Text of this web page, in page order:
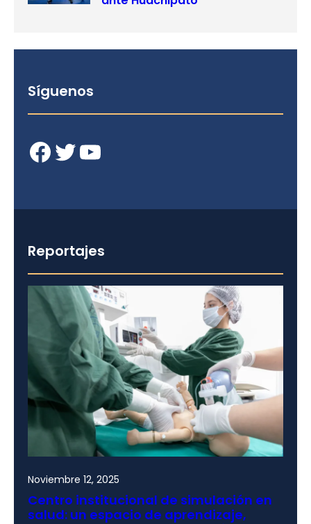
Síguenos
Facebook Twitter YouTube
Reportajes
Noviembre 12, 2025
Centro institucional de simulación en
salud: un espacio de aprendizaje,